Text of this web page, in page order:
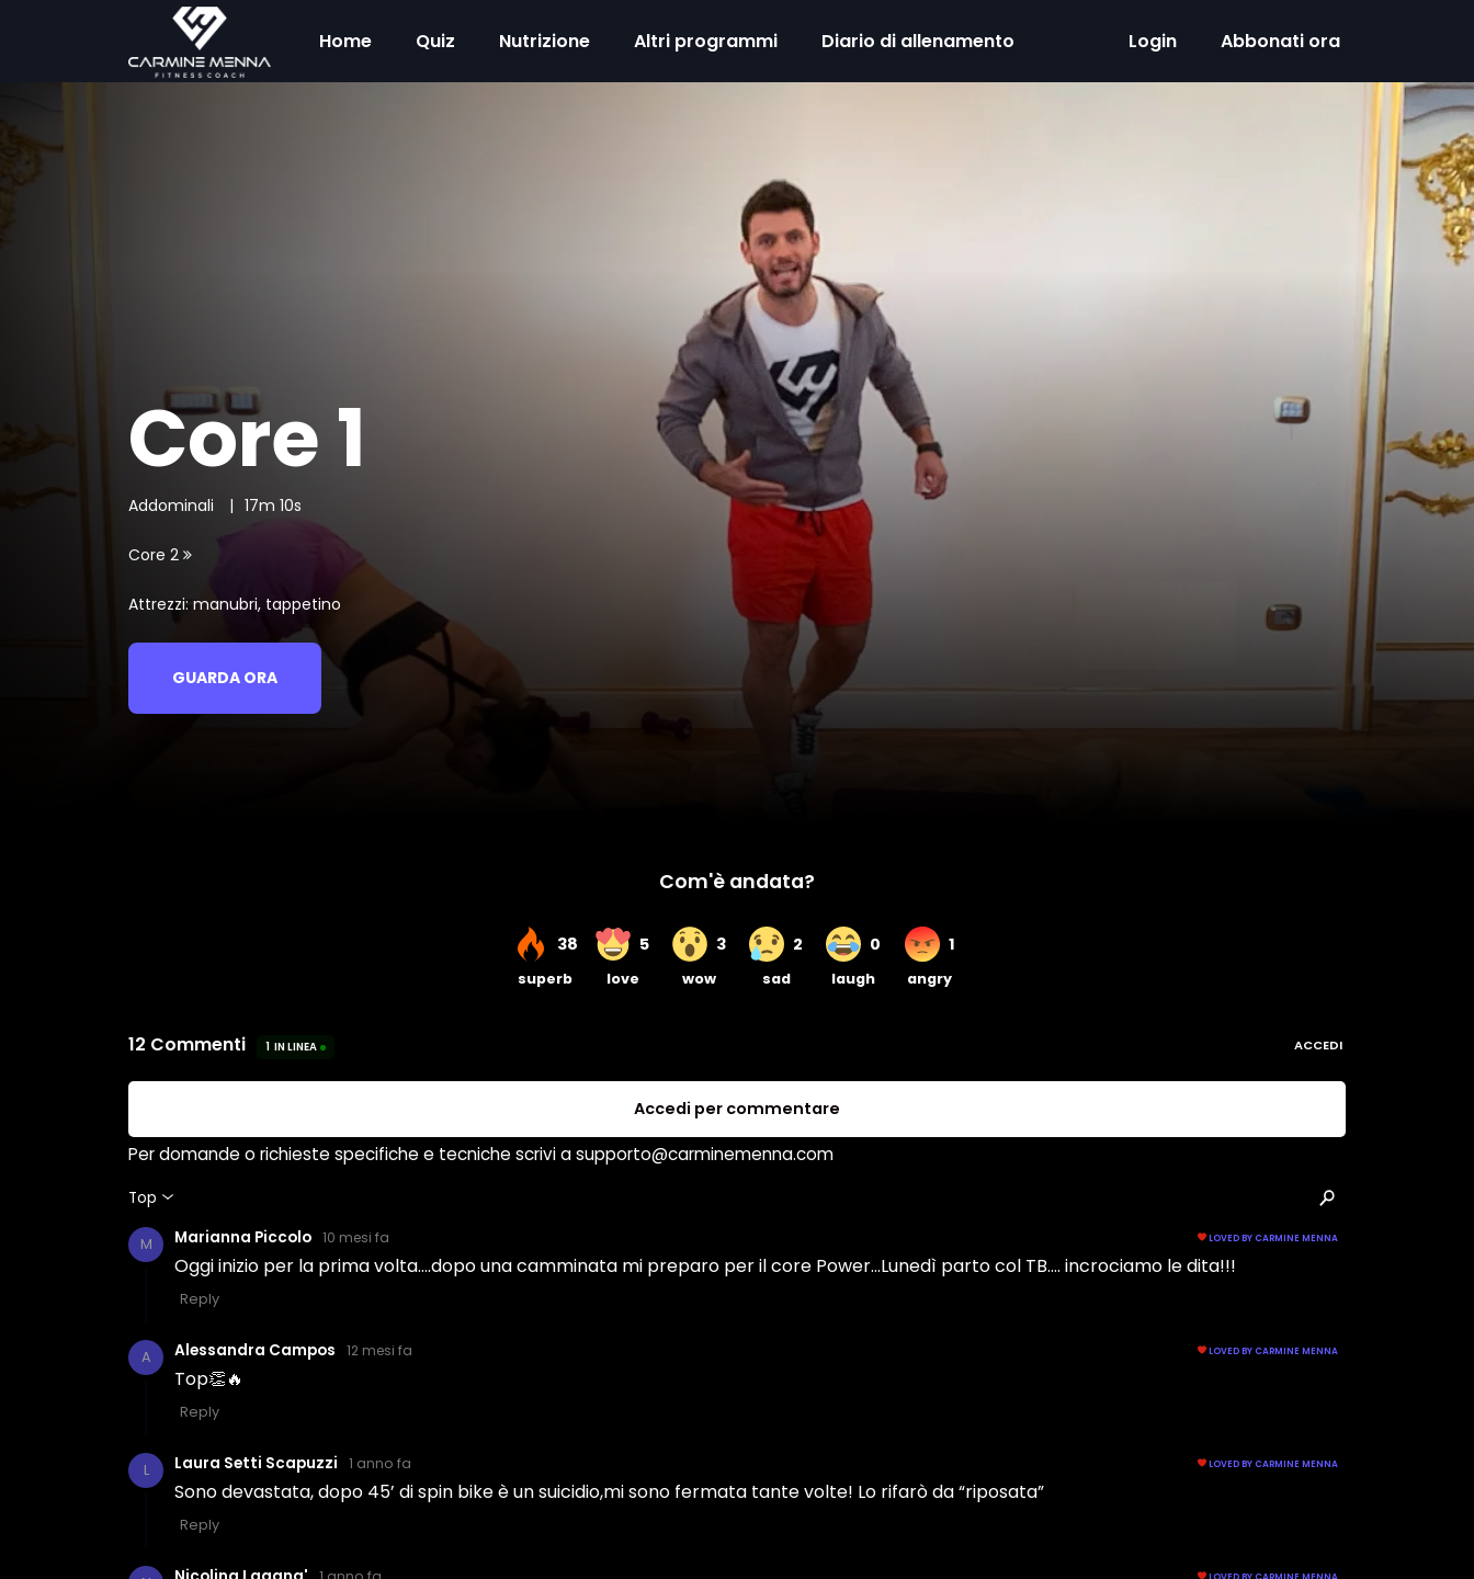
Home Quiz Nutrizione Altri programmi Diario di allenamento Login Abbonati ora
Core 1
Addominali 17m 10s
Core 2
Attrezzi: manubri, tappetino
GUARDA ORA